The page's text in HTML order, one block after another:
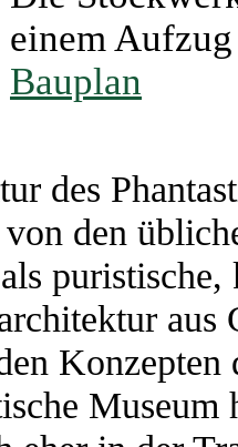
einem
Bauplan
des
den
Museum